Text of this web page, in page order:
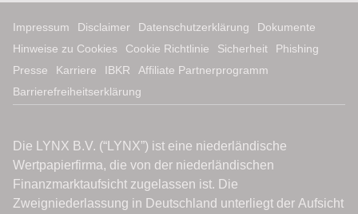
Impressum Disclaimer Datenschutzerklärung
Dokumente
Hinweise zu Cookies
Cookie Richtlinie Sicherheit
Phishing
Presse
Karriere IBKR
Affiliate Partnerprogramm
Barrierefreiheitserklärung